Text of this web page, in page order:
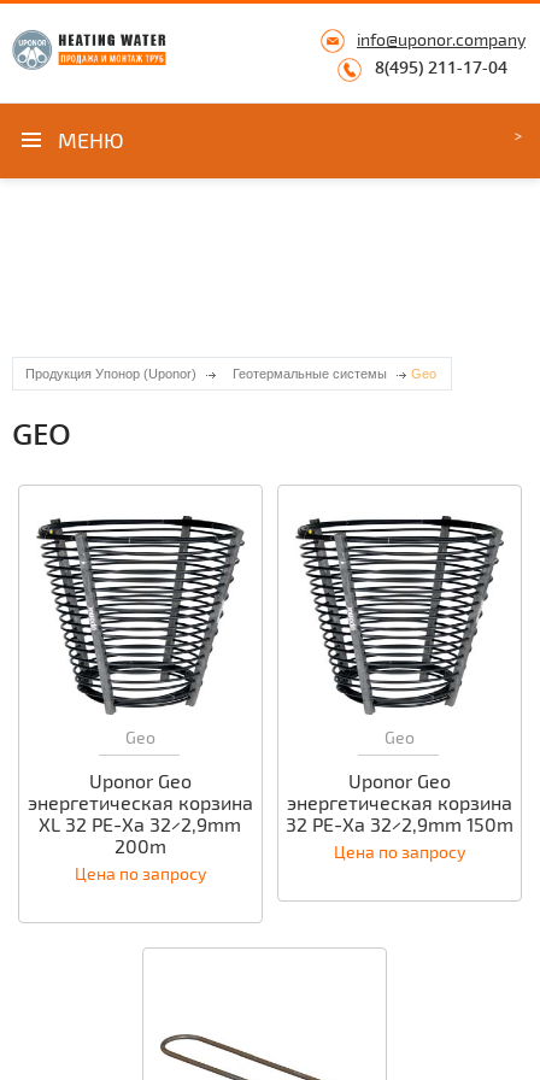
info@uponor.company
8(495) 211-17-04
МЕНЮ
Продукция Упонор (Uponor) Геотермальные системы Geo
GEO
Geo
Uponor Geo
энергетическая корзина
XL 32 PE-Xa 32×2,9mm
200m
Цена по запросу
Geo
Uponor Geo
энергетическая корзина
32 PE-Xa 32×2,9mm 150m
Цена по запросу